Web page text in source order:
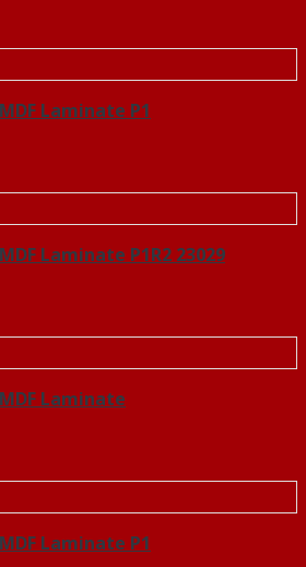
Laminate P1
Laminate P1R2 23029
Laminate
Laminate P1